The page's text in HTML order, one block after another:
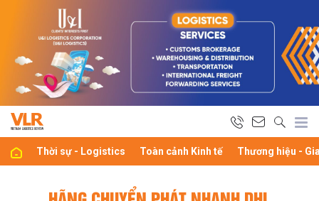
Thời sự - Logistics Toàn cảnh Kinh tế Thương hiệu -